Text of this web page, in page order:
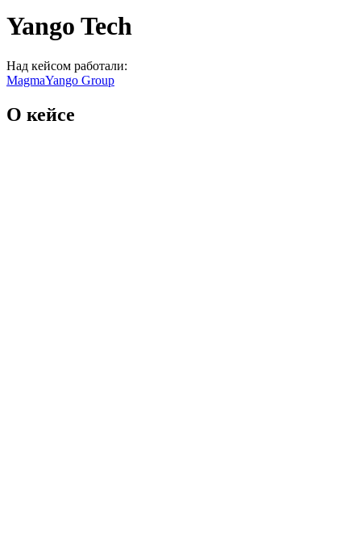
Yango Tech
Над кейсом работали:
MagmaYango Group
О кейсе